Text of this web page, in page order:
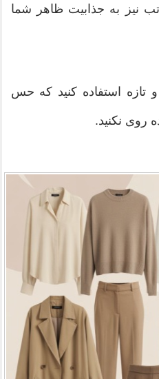
نیز به جذابیت ظاهر شما
تازه استفاده کنید که حس
روی نکنید.